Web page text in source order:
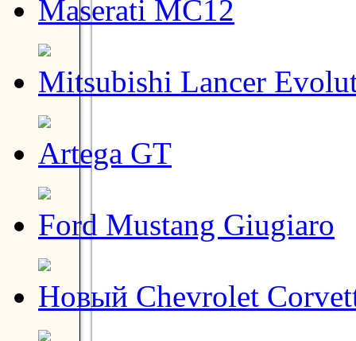
Maserati MC12
Mitsubishi Lancer
Artega GT
Ford Mustang Giugiaro
Новый Chevrolet